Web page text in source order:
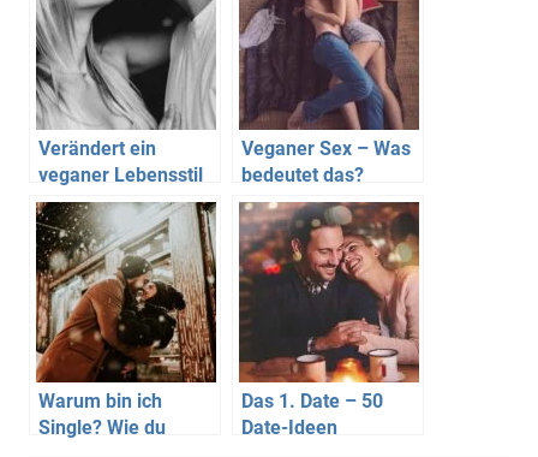
Verändert ein
veganer Lebensstil
dein Liebesleben?
Veganer Sex – Was
bedeutet das?
Warum bin ich
Single? Wie du
Das 1. Date – 50
Date-Ideen